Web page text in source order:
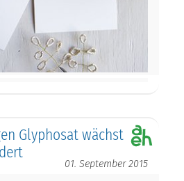
Glyphosat wächst
01. September 2015